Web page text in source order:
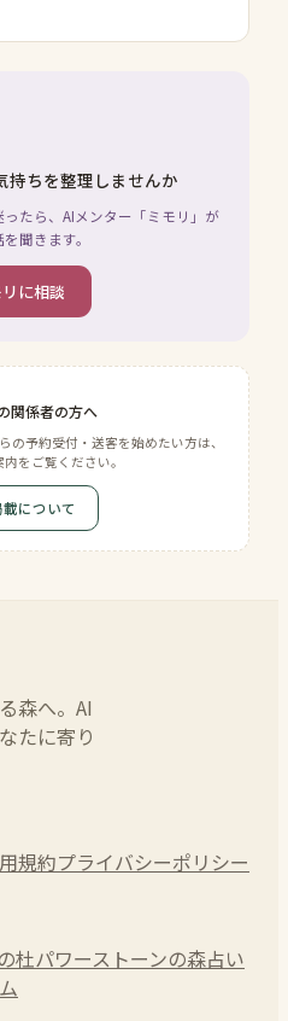
持ちを整理しませんか
たら、AIメンター「ミモリ」が
聞きます。
に相談
関係者の方へ
の予約受付・送客を始めたい方は、
をご覧ください。
について
森へ。AI
たに寄り
規約プライバシーポリシー
杜パワーストーンの森占い